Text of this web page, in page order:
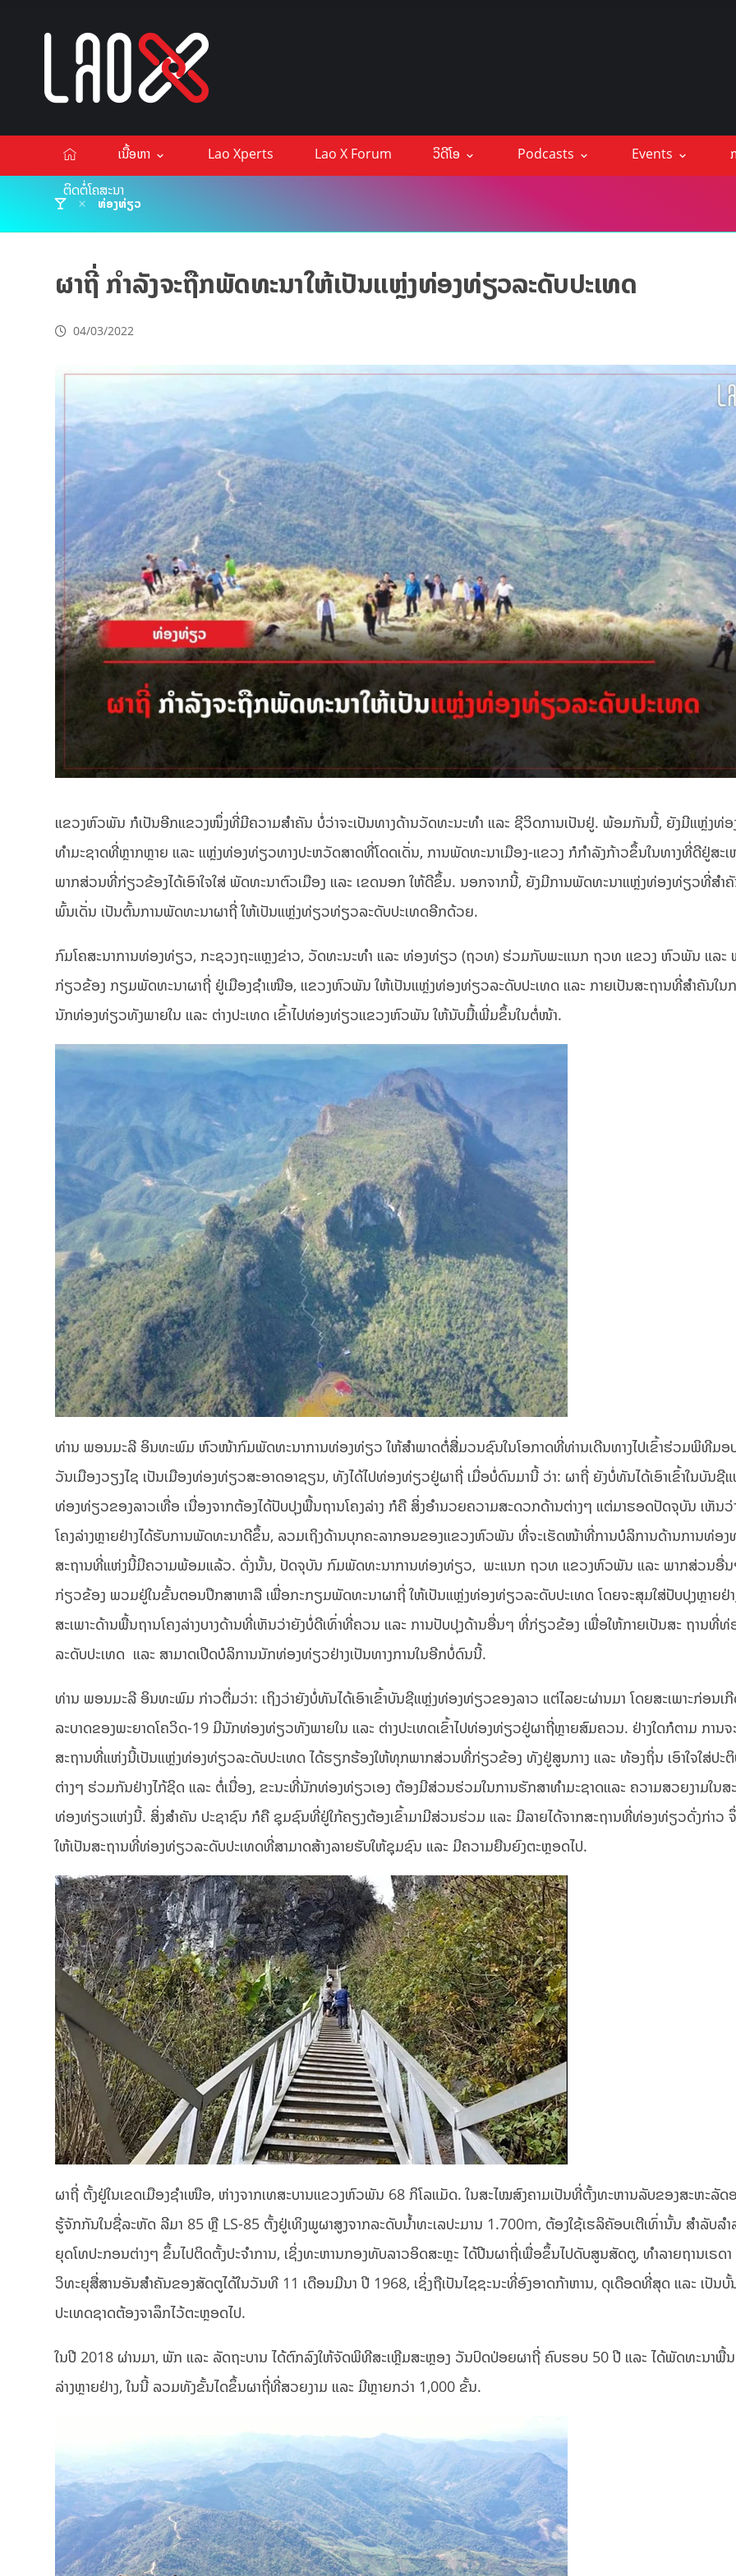
ເນື້ອຫາ Lao Xperts Lao X Forum ວິດີໂອ Podcasts Events
ຕິດຕໍ່ໂຄສະນາ
ທ່ອງທ່ຽວ
ຜາຖີ່ ກຳລັງຈະຖືກພັດທະນາໃຫ້ເປັນແຫຼ່ງທ່ອງທ່ຽວລະດັບປະເທດ
04/03/2022
ແຂວງຫົວພັນ ກໍເປັນອີກແຂວງໜຶ່ງທີ່ມີຄວາມສຳຄັນ ບໍ່ວ່າຈະເປັນທາງດ້ານວັດທະນະທຳ ແລະ ຊີວິດການເປັນຢູ່. ພ້ອມກັນນີ້, ຍັງມີແຫຼ່ງທ່
ທຳມະຊາດທີ່ຫຼາກຫຼາຍ ແລະ ແຫຼ່ງທ່ອງທ່ຽວທາງປະຫວັດສາດທີ່ໂດດເດັ່ນ, ການພັດທະນາເມືອງ-ແຂວງ ກໍກຳລັງກ້າວຂຶ້ນໃນທາງທີ່ດີຢູ່ສະ
ພາກສ່ວນທີ່ກ່ຽວຂ້ອງໄດ້ເອົາໃຈໃສ່ ພັດທະນາຕົວເມືອງ ແລະ ເຂດນອກ ໃຫ້ດີຂຶ້ນ. ນອກຈາກນີ້, ຍັງມີການພັດທະນາແຫຼ່ງທ່ອງທ່ຽວທີ່ສຳ
ພົ້ນເດັ່ນ ເປັນຕົ້ນການພັດທະນາຜາຖີ່ ໃຫ້ເປັນແຫຼ່ງທ່ຽວທ່ຽວລະດັບປະເທດອີກດ້ວຍ.
ກົມໂຄສະນາການທ່ອງທ່ຽວ, ກະຊວງຖະແຫຼງຂ່າວ, ວັດທະນະທໍາ ແລະ ທ່ອງທ່ຽວ (ຖວທ) ຮ່ວມກັບພະແນກ ຖວທ ແຂວງ ຫົວພັນ ແລະ
ກ່ຽວຂ້ອງ ກຽມພັດທະນາຜາຖີ່ ຢູ່ເມືອງຊໍາເໜືອ, ແຂວງຫົວພັນ ໃຫ້ເປັນແຫຼ່ງທ່ອງທ່ຽວລະດັບປະເທດ ແລະ ກາຍເປັນສະຖານທີ່ສໍາຄັນໃນ
ນັກທ່ອງທ່ຽວທັງພາຍໃນ ແລະ ຕ່າງປະເທດ ເຂົ້າໄປທ່ອງທ່ຽວແຂວງຫົວພັນ ໃຫ້ນັບມື້ເພີ່ມຂຶ້ນໃນຕໍ່ໜ້າ.
ທ່ານ ພອນມະລີ ອິນທະພົມ ຫົວໜ້າກົມພັດທະນາການທ່ອງທ່ຽວ ໃຫ້ສໍາພາດຕໍ່ສື່ມວນຊົນໃນໂອກາດທີ່ທ່ານເດີນທາງໄປເຂົ້າຮ່ວມພິທີມອ
ວັນເມືອງວຽງໄຊ ເປັນເມືອງທ່ອງທ່ຽວສະອາດອາຊຽນ, ທັງໄດ້ໄປທ່ອງທ່ຽວຢູ່ຜາຖີ່ ເມື່ອບໍ່ດົນມານີ້ ວ່າ: ຜາຖີ່ ຍັງບໍ່ທັນໄດ້ເອົາເຂົ້າໃນບັນຊີ
ທ່ອງທ່ຽວຂອງລາວເທື່ອ ເນື່ອງຈາກຕ້ອງໄດ້ປັບປຸງພື້ນຖານໂຄງລ່າງ ກໍຄື ສິ່ງອໍານວຍຄວາມສະດວກດ້ານຕ່າງໆ ແຕ່ມາຮອດປັດຈຸບັນ ເຫັນ
ໂຄງລ່າງຫຼາຍຢ່າງໄດ້ຮັບການພັດທະນາດີຂຶ້ນ, ລວມເຖິງດ້ານບຸກຄະລາກອນຂອງແຂວງຫົວພັນ ທີ່ຈະເຮັດໜ້າທີ່ການບໍລິການດ້ານການທ່ອ
ສະຖານທີ່ແຫ່ງນີ້ມີຄວາມພ້ອມແລ້ວ. ດັ່ງນັ້ນ, ປັດຈຸບັນ ກົມພັດທະນາການທ່ອງທ່ຽວ, ພະແນກ ຖວທ ແຂວງຫົວພັນ ແລະ ພາກສ່ວນອື່
ກ່ຽວຂ້ອງ ພວມຢູ່ໃນຂັ້ນຕອນປຶກສາຫາລື ເພື່ອກະກຽມພັດທະນາຜາຖີ່ ໃຫ້ເປັນແຫຼ່ງທ່ອງທ່ຽວລະດັບປະເທດ ໂດຍຈະສຸມໃສ່ປັບປຸງຫຼາຍຢ່າ
ສະເພາະດ້ານພື້ນຖານໂຄງລ່າງບາງດ້ານທີ່ເຫັນວ່າຍັງບໍ່ດີເທົ່າທີ່ຄວນ ແລະ ການປັບປຸງດ້ານອື່ນໆ ທີ່ກ່ຽວຂ້ອງ ເພື່ອໃຫ້ກາຍເປັນສະ ຖານທີ່
ລະດັບປະເທດ ແລະ ສາມາດເປີດບໍລິການນັກທ່ອງທ່ຽວຢ່າງເປັນທາງການໃນອີກບໍ່ດົນນີ້.
ທ່ານ ພອນມະລີ ອິນທະພົມ ກ່າວຕື່ມວ່າ: ເຖິງວ່າຍັງບໍ່ທັນໄດ້ເອົາເຂົ້າບັນຊີແຫຼ່ງທ່ອງທ່ຽວຂອງລາວ ແຕ່ໄລຍະຜ່ານມາ ໂດຍສະເພາະກ່ອນເ
ລະບາດຂອງພະຍາດໂຄວິດ-19 ມີນັກທ່ອງທ່ຽວທັງພາຍໃນ ແລະ ຕ່າງປະເທດເຂົ້າໄປທ່ອງທ່ຽວຢູ່ຜາຖີ່ຫຼາຍສົມຄວນ. ຢ່າງໃດກໍຕາມ ການ
ສະຖານທີ່ແຫ່ງນີ້ເປັນແຫຼ່ງທ່ອງທ່ຽວລະດັບປະເທດ ໄດ້ຮຽກຮ້ອງໃຫ້ທຸກພາກສ່ວນທີ່ກ່ຽວຂ້ອງ ທັງຢູ່ສູນກາງ ແລະ ທ້ອງຖິ່ນ ເອົາໃຈໃສ່ປະ
ຕ່າງໆ ຮ່ວມກັນຢ່າງໄກ້ຊິດ ແລະ ຕໍ່ເນື່ອງ, ຂະນະທີ່ນັກທ່ອງທ່ຽວເອງ ຕ້ອງມີສ່ວນຮ່ວມໃນການຮັກສາທໍາມະຊາດແລະ ຄວາມສວຍງາມໃນສ
ທ່ອງທ່ຽວແຫ່ງນີ້. ສິ່ງສໍາຄັນ ປະຊາຊົນ ກໍຄື ຊຸມຊົນທີ່ຢູ່ໃກ້ຄຽງຕ້ອງເຂົ້າມາມີສ່ວນຮ່ວມ ແລະ ມີລາຍໄດ້ຈາກສະຖານທີ່ທ່ອງທ່ຽວດັ່ງກ່າວ ຈຶ່
ໃຫ້ເປັນສະຖານທີ່ທ່ອງທ່ຽວລະດັບປະເທດທີ່ສາມາດສ້າງລາຍຮັບໃຫ້ຊຸມຊົນ ແລະ ມີຄວາມຍືນຍົງຕະຫຼອດໄປ.
ຜາຖີ່ ຕັ້ງຢູ່ໃນເຂດເມືອງຊໍາເໜືອ, ຫ່າງຈາກເທສະບານແຂວງຫົວພັນ 68 ກິໂລແມັດ. ໃນສະໄໝສົງຄາມເປັນທີ່ຕັ້ງທະຫານລັບຂອງສະຫະລັດອ
ຮູ້ຈັກກັນໃນຊື່ລະຫັດ ລີມາ 85 ຫຼື LS-85 ຕັ້ງຢູ່ເທິງພູຜາສູງຈາກລະດັບນ້ຳທະເລປະມານ 1.700m, ຕ້ອງໃຊ້ເຮລິຄັອບເຕີເທົ່ານັ້ນ ສໍາລັບລໍາ
ຍຸດໂທປະກອນຕ່າງໆ ຂຶ້ນໄປຕິດຕັ້ງປະຈໍາການ, ເຊິ່ງທະຫານກອງທັບລາວອິດສະຫຼະ ໄດ້ປີນຜາຖີ່ເພື່ອຂຶ້ນໄປດັບສູນສັດຕູ, ທໍາລາຍຖານເຣດ
ວິທະຍຸສື່ສານອັນສຳຄັນຂອງສັດຕູໄດ້ໃນວັນທີ 11 ເດືອນມີນາ ປີ 1968, ເຊິ່ງຖືເປັນໄຊຊະນະທີ່ອົງອາດກ້າຫານ, ດຸເດືອດທີ່ສຸດ ແລະ ເປັນ
ປະເທດຊາດຕ້ອງຈາລຶກໄວ້ຕະຫຼອດໄປ.
ໃນປີ 2018 ຜ່ານມາ, ພັກ ແລະ ລັດຖະບານ ໄດ້ຕົກລົງໃຫ້ຈັດພິທີສະເຫຼີມສະຫຼອງ ວັນປົດປ່ອຍຜາຖີ່ ຄົບຮອບ 50 ປີ ແລະ ໄດ້ພັດທະນາພື້ນ
ລ່າງຫຼາຍຢ່າງ, ໃນນີ້ ລວມທັງຂັ້ນໄດຂຶ້ນຜາຖີ່ທີ່ສວຍງາມ ແລະ ມີຫຼາຍກວ່າ 1,000 ຂັ້ນ.